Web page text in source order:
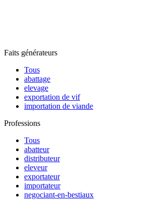
Faits générateurs
Tous
abattage
elevage
exportation de vif
importation de viande
Professions
Tous
abatteur
distributeur
eleveur
exportateur
importateur
negociant-en-bestiaux